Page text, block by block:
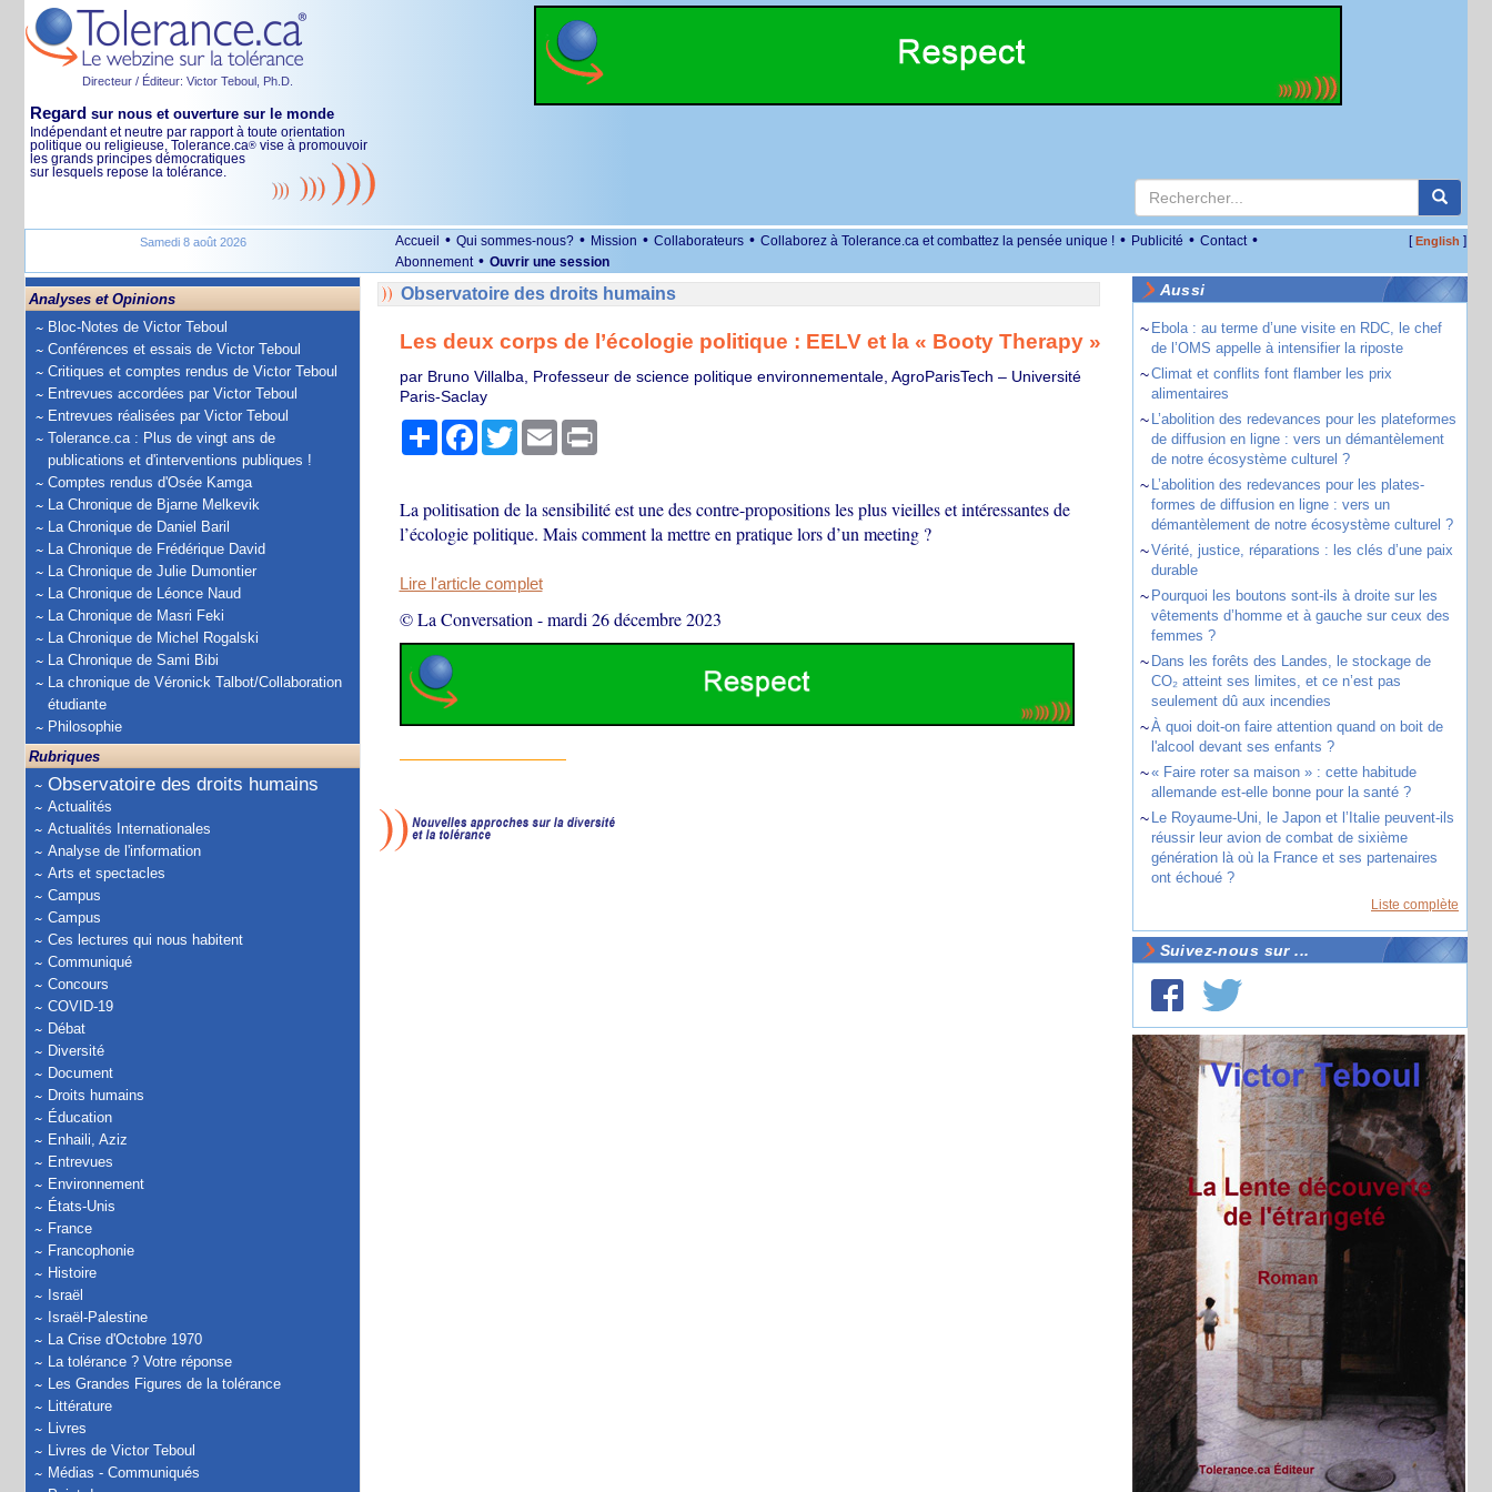
Directeur / Éditeur: Victor Teboul, Ph.D.
Regard sur nous et ouverture sur le monde
Indépendant et neutre par rapport à toute orientation
politique ou religieuse, Tolerance.ca® vise à promouvoir
les grands principes démocratiques
sur lesquels repose la tolérance.
Samedi 8 août 2026 Accueil • Qui sommes-nous? • Mission • Collaborateurs • Collaborez à Tolerance.ca et combattez la pensée unique ! • Publicité • Contact •
Abonnement • Ouvrir une session
[English ]
Analyses et Opinions
Bloc-Notes de Victor Teboul
Conférences et essais de Victor Teboul
Critiques et comptes rendus de Victor Teboul
Entrevues accordées par Victor Teboul
Entrevues réalisées par Victor Teboul
Tolerance.ca : Plus de vingt ans de
publications et d'interventions publiques !
Comptes rendus d'Osée Kamga
La Chronique de Bjarne Melkevik
La Chronique de Daniel Baril
La Chronique de Frédérique David
La Chronique de Julie Dumontier
La Chronique de Léonce Naud
La Chronique de Masri Feki
La Chronique de Michel Rogalski
La Chronique de Sami Bibi
La chronique de Véronick Talbot/Collaboration
étudiante
Philosophie
Rubriques
Observatoire des droits humains
Actualités
Actualités Internationales
Analyse de l'information
Arts et spectacles
Campus
Campus
Ces lectures qui nous habitent
Communiqué
Concours
COVID-19
Débat
Diversité
Document
Droits humains
Éducation
Enhaili, Aziz
Entrevues
Environnement
États-Unis
France
Francophonie
Histoire
Israël
Israël-Palestine
La Crise d'Octobre 1970
La tolérance ? Votre réponse
Les Grandes Figures de la tolérance
Littérature
Livres
Livres de Victor Teboul
Médias - Communiqués
Observatoire des droits humains
Les deux corps de l’écologie politique : EELV et la « Booty Therapy »
par Bruno Villalba, Professeur de science politique environnementale, AgroParisTech – Université
Paris-Saclay
PartagerFacebook
TwitterEmail Print
La politisation de la sensibilité est une des contre-propositions les plus vieilles et intéressantes de
l’écologie politique. Mais comment la mettre en pratique lors d’un meeting ?
Lire l'article complet
© La Conversation -mardi 26 décembre 2023
Aussi
~ Ebola : au terme d’une visite en RDC, le chef
de l’OMS appelle à intensifier la riposte
~Climat et conflits font flamber les prix
alimentaires
~ L’abolition des redevances pour les plateformes
de diffusion en ligne : vers un démantèlement
de notre écosystème culturel ?
~ L’abolition des redevances pour les plates-
formes de diffusion en ligne : vers un
démantèlement de notre écosystème culturel ?
~Vérité, justice, réparations : les clés d’une paix
durable
~ Pourquoi les boutons sont-ils à droite sur les
vêtements d’homme et à gauche sur ceux des
femmes ?
~ Dans les forêts des Landes, le stockage de
CO₂ atteint ses limites, et ce n’est pas
seulement dû aux incendies
~À quoi doit-on faire attention quand on boit de
l'alcool devant ses enfants ?
~« Faire roter sa maison » : cette habitude
allemande est-elle bonne pour la santé ?
~ Le Royaume-Uni, le Japon et l’Italie peuvent-ils
réussir leur avion de combat de sixième
génération là où la France et ses partenaires
ont échoué ?
Liste complète
Suivez-nous sur ...